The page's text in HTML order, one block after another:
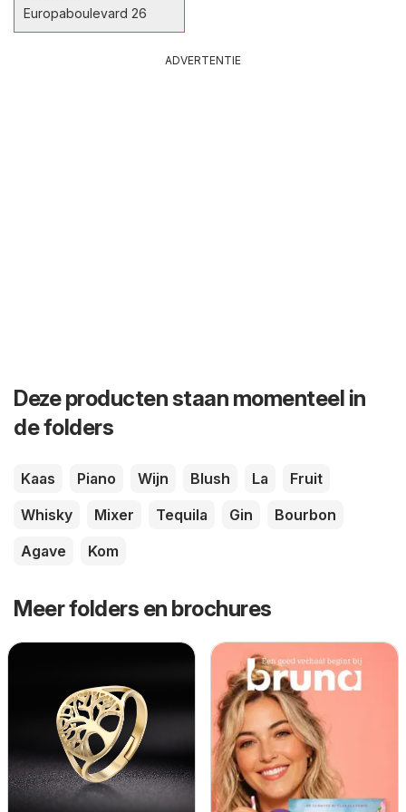
Europaboulevard 26
ADVERTENTIE
Deze producten staan momenteel in
de folders
Kaas Piano Wijn Blush La
Fruit
Whisky
Mixer Tequila Gin
Bourbon
Agave
Kom
Meer folders en brochures